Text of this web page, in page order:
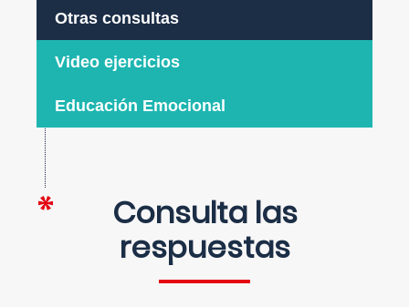
Otras consultas
Video ejercicios
Educación Emocional
Consulta las
respuestas